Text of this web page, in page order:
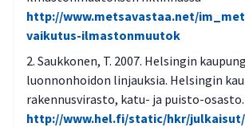
http://www.metsavastaa.net/
vaikutus-ilmastonmuutok
Saukkonen, T. 2007. Helsingin
luonnonhoidon linjauksia. Helsingin
rakennusvirasto, katu- ja puisto-osasto.
http://www.hel.fi/static/hkr/